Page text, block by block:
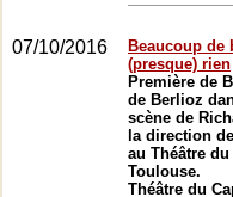
07/10/2016
Beaucoup de
(presque) rien
Première de
de Berlioz
scène de
la direction
au Théâtre
Toulouse.
Théâtre du